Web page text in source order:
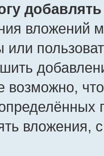
вложений
вложения,